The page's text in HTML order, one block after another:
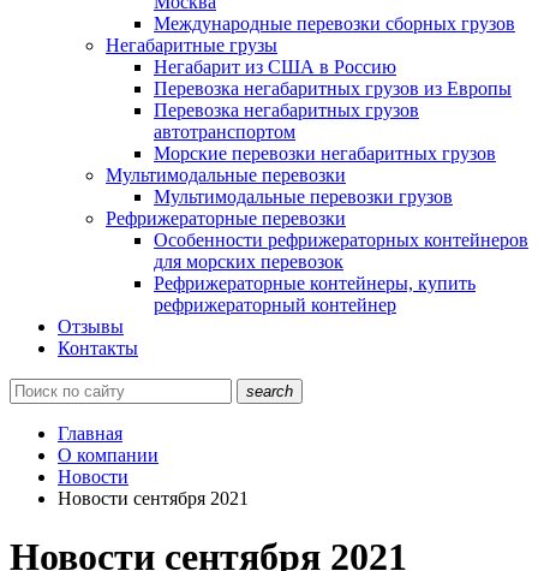
Международные перевозки сборных грузов
Негабаритные грузы
Негабарит из США в Россию
Перевозка негабаритных грузов из Европы
Перевозка негабаритных грузов
автотранспортом
Морские перевозки негабаритных грузов
Мультимодальные перевозки
Мультимодальные перевозки грузов
Рефрижераторные перевозки
Особенности рефрижераторных контейнеров
для морских перевозок
Рефрижераторные контейнеры, купить
рефрижераторный контейнер
Отзывы
Контакты
search
Главная
О компании
Новости
Новости сентября 2021
Новости сентября 2021